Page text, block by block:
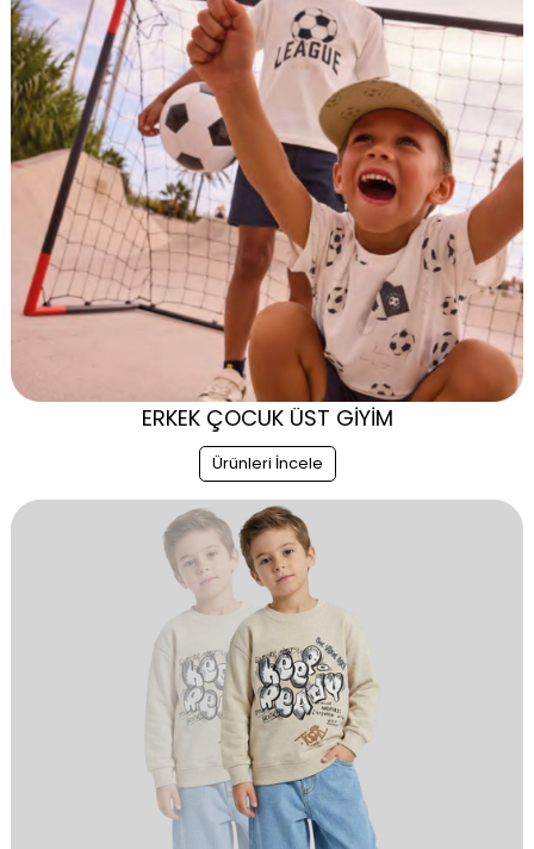
ERKEK ÇOCUK ÜST GİYİM
Ürünleri İncele